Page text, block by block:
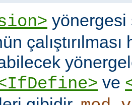
yönergesi
çalıştırılması
ve